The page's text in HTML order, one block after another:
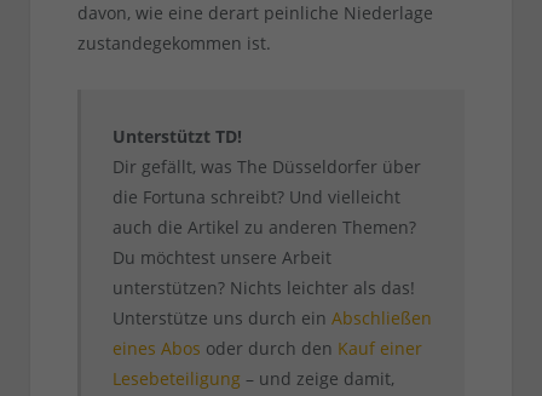
davon, wie eine derart peinliche Niederlage
zustandegekommen ist.
Unterstützt TD!
Dir gefällt, was The Düsseldorfer über
die Fortuna schreibt? Und vielleicht
auch die Artikel zu anderen Themen?
Du möchtest unsere Arbeit
unterstützen? Nichts leichter als das!
Unterstütze uns durch ein Abschließen
eines Abos oder durch den Kauf einer
Lesebeteiligung – und zeige damit,